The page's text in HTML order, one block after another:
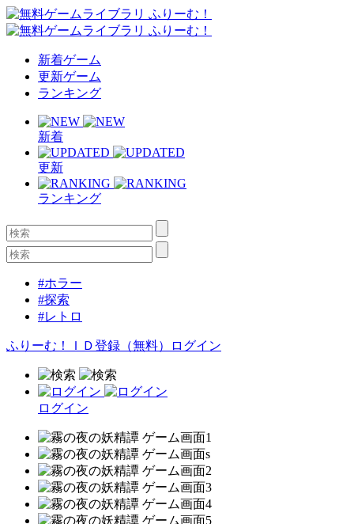
新着ゲーム
更新ゲーム
ランキング
新着
更新
ランキング
#ホラー
#探索
#レトロ
ふりーむ！ＩＤ登録（無料） ログイン
ログイン